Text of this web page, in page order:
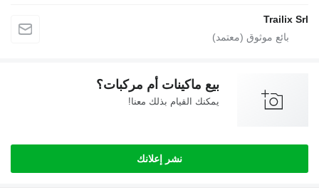
بيع ماكينات أم مركبات؟
يمكنك القيام بذلك معنا!
نشر إعلانك